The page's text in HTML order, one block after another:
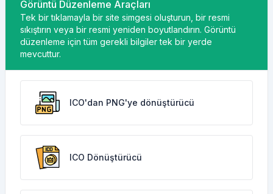
Görüntü Düzenleme Araçları
Tek bir tıklamayla bir site simgesi oluşturun, bir resmi
sıkıştırın veya bir resmi yeniden boyutlandırın. Görüntü
düzenleme için tüm gerekli bilgiler tek bir yerde
mevcuttur.
ICO'dan PNG'ye dönüştürücü
ICO Dönüştürücü